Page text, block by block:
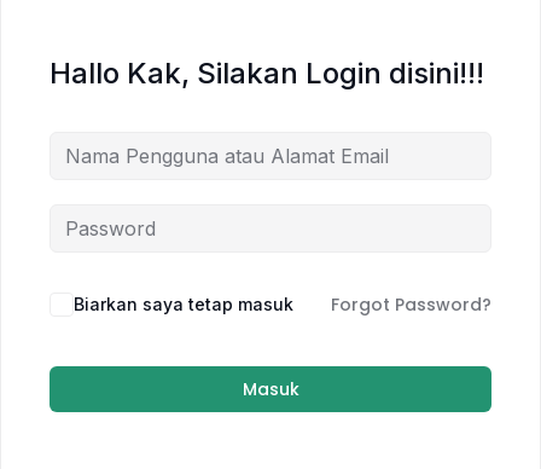
Hallo Kak, Silakan Login disini!!!
Biarkan saya tetap masuk Forgot Password?
Masuk